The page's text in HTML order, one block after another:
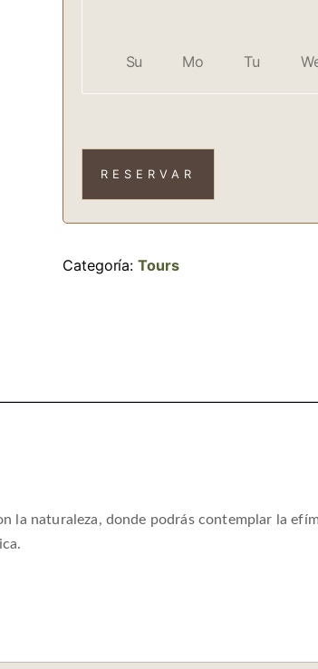
la
caribe
cantidad
Su Mo Tu
RESERVAR
Categoría:Tours
la naturaleza, donde podrás contemplar la